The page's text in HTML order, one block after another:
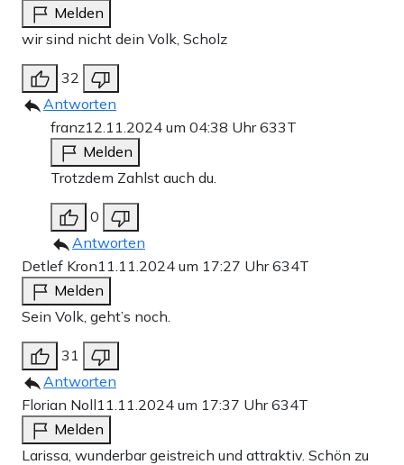
Melden
wir sind nicht dein Volk, Scholz
32
Antworten
franz12.11.2024 um 04:38 Uhr633T
Melden
Trotzdem Zahlst auch du.
0
Antworten
Detlef Kron11.11.2024 um 17:27 Uhr634T
Melden
Sein Volk, geht’s noch.
31
Antworten
Florian Noll11.11.2024 um 17:37 Uhr634T
Melden
Larissa, wunderbar geistreich und attraktiv. Schön zu